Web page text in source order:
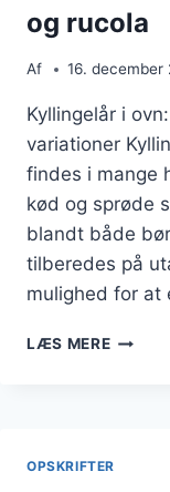
og rucola
Af 16. december
Kyllingelår i
variationer
findes i mange
kød og sprøde
blandt både
tilberedes på
mulighed for at
LÆS MERE
OPSKRIFTER